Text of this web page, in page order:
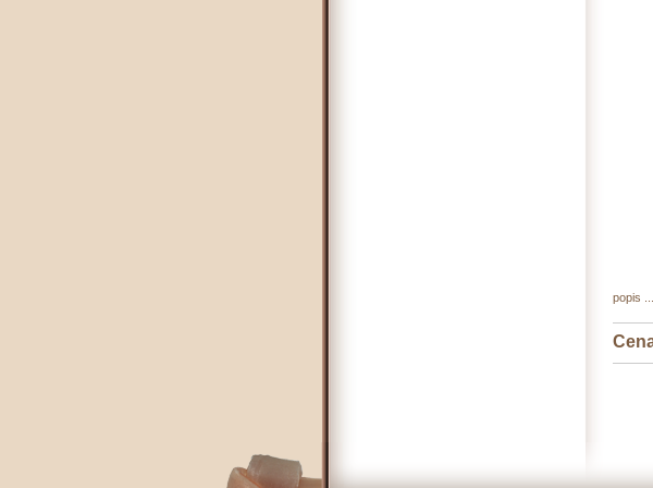
popis .....